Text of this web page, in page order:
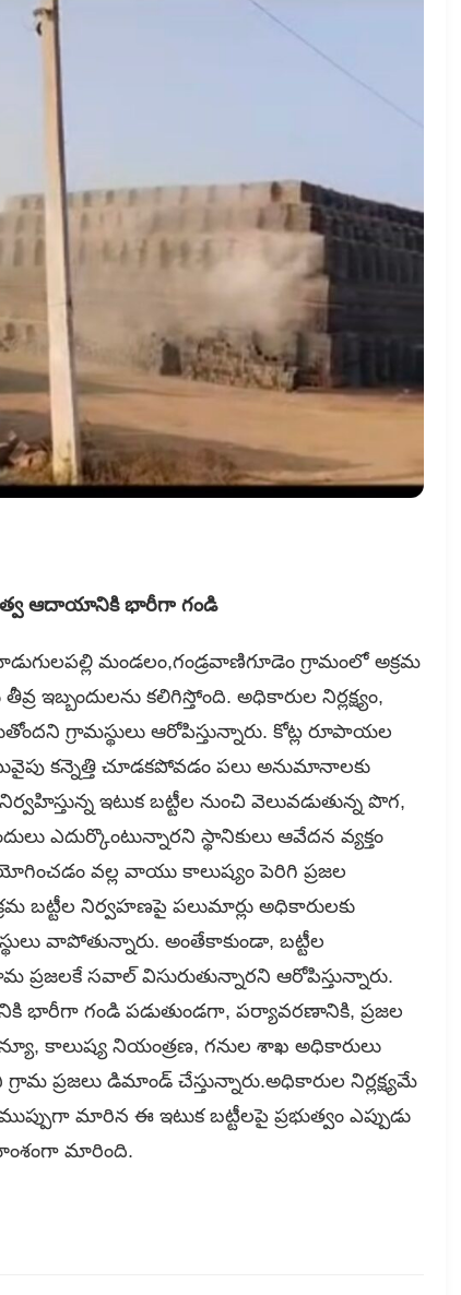
ఆదాయానికి భారీగా గండి
మండలం,గండ్రవాణిగూడెం గ్రామంలో అక్రమ
ఇబ్బందులను కలిగిస్తోంది. అధికారుల నిర్లక్ష్యం,
గ్రామస్థులు ఆరోపిస్తున్నారు. కోట్ల రూపాయల
కన్నెత్తి చూడకపోవడం పలు అనుమానాలకు
ఇటుక బట్టీల నుంచి వెలువడుతున్న పొగ,
ఎదుర్కొంటున్నారని స్థానికులు ఆవేదన వ్యక్తం
వల్ల వాయు కాలుష్యం పెరిగి ప్రజల
బట్టీల నిర్వహణపై పలుమార్లు అధికారులకు
వాపోతున్నారు. అంతేకాకుండా, బట్టీల
సవాల్ విసురుతున్నారని ఆరోపిస్తున్నారు.
భారీగా గండి పడుతుండగా, పర్యావరణానికి, ప్రజల
కాలుష్య నియంత్రణ, గనుల శాఖ అధికారులు
ప్రజలు డిమాండ్ చేస్తున్నారు.అధికారుల నిర్లక్ష్యమే
మారిన ఈ ఇటుక బట్టీలపై ప్రభుత్వం ఎప్పుడు
మారింది.